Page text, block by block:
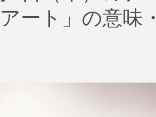
ソーシャル・メディア 資格試
ート」の意味